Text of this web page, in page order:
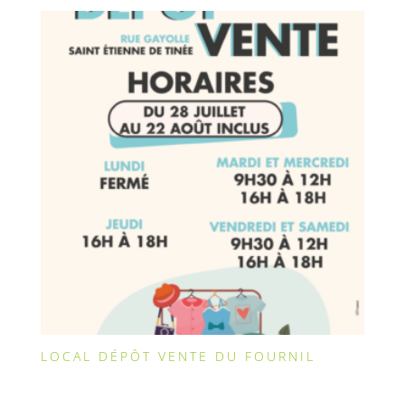
LOCAL DÉPÔT VENTE DU FOURNIL